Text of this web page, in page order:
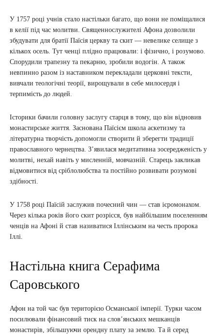
У 1757 році учнів стало настільки багато, що вони не поміщалися
в келії під час молитви. Священнослужителі Афона дозволили
збудувати для братії Паїсія церкву та скит — невелике селище з
кількох осель. Тут ченці плідно працювали: і фізично, і розумово.
Спорудили трапезну та пекарню, зробили водогін. А також
невпинно разом із наставником перекладали церковні тексти,
вивчали теологічні теорії, вирощували в себе милосердя і
терпимість до людей.
Історики бачили головну заслугу старця в тому, що він відновив
монастирське життя. Заснована Паїсієм школа аскетизму та
літературна творчість допомогли створити й зберегти традиції
православного чернецтва. З’явилася медитативна зосередженість у
молитві, нехай навіть у мисленній, мовчазній. Старець закликав
відмовитися від сріблолюбства та постійно розвивати розумові
здібності.
У 1758 році Паїсій заслужив почесний чин — став ієромонахом.
Через кілька років його скит розрісся, був найбільшим поселенням
ченців на Афоні й став називатися Іллінським на честь пророка
Іллі.
Настільна книга Серафима
Саровського
Афон на той час був територією Османської імперії. Турки часом
посилювали фінансовий тиск на слов’янських мешканців
монастирів, збільшуючи орендну плату за землю. Та й серед